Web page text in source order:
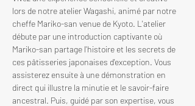
lors de notre atelier Wagashi, animé par notre
cheffe Mariko-san venue de Kyoto. L'atelier
débute par une introduction captivante où
Mariko-san partage l'histoire et les secrets de
ces pâtisseries japonaises d'exception. Vous
assisterez ensuite à une démonstration en
direct qui illustre la minutie et le savoir-faire
ancestral. Puis, guidé par son expertise, vous